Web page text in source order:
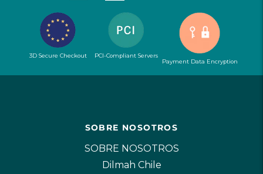
3D Secure Checkout
PCI-Compliant Servers
Payment Data Encryption
SOBRE NOSOTROS
SOBRE NOSOTROS
Dilmah Chile